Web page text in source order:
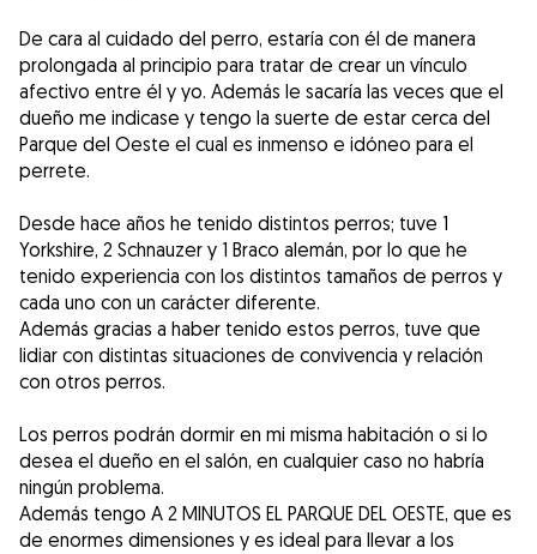
De cara al cuidado del perro, estaría con él de manera
prolongada al principio para tratar de crear un vínculo
afectivo entre él y yo. Además le sacaría las veces que el
dueño me indicase y tengo la suerte de estar cerca del
Parque del Oeste el cual es inmenso e idóneo para el
perrete.
Desde hace años he tenido distintos perros; tuve 1
Yorkshire, 2 Schnauzer y 1 Braco alemán, por lo que he
tenido experiencia con los distintos tamaños de perros y
cada uno con un carácter diferente.
Además gracias a haber tenido estos perros, tuve que
lidiar con distintas situaciones de convivencia y relación
con otros perros.
Los perros podrán dormir en mi misma habitación o si lo
desea el dueño en el salón, en cualquier caso no habría
ningún problema.
Además tengo A 2 MINUTOS EL PARQUE DEL OESTE, que es
de enormes dimensiones y es ideal para llevar a los